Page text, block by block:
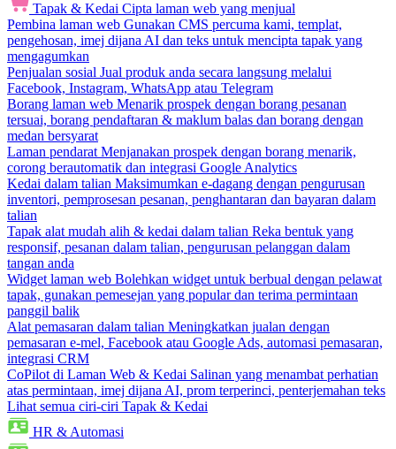
Tapak & Kedai Cipta laman web yang menjual
Pembina laman web Gunakan CMS percuma kami, templat,
pengehosan, imej dijana AI dan teks untuk mencipta tapak yang
mengagumkan
Penjualan sosial Jual produk anda secara langsung melalui
Facebook, Instagram, WhatsApp atau Telegram
Borang laman web Menarik prospek dengan borang pesanan
tersuai, borang pendaftaran & maklum balas dan borang dengan
medan bersyarat
Laman pendarat Menjanakan prospek dengan borang menarik,
corong berautomatik dan integrasi Google Analytics
Kedai dalam talian Maksimumkan e-dagang dengan pengurusan
inventori, pemprosesan pesanan, penghantaran dan bayaran dalam
talian
Tapak alat mudah alih & kedai dalam talian Reka bentuk yang
responsif, pesanan dalam talian, pengurusan pelanggan dalam
tangan anda
Widget laman web Bolehkan widget untuk berbual dengan pelawat
tapak, gunakan pemesejan yang popular dan terima permintaan
panggil balik
Alat pemasaran dalam talian Meningkatkan jualan dengan
pemasaran e-mel, Facebook atau Google Ads, automasi pemasaran,
integrasi CRM
CoPilot di Laman Web & Kedai Salinan yang menambat perhatian
atas permintaan, imej dijana AI, prom terperinci, penterjemahan teks
Lihat semua ciri-ciri Tapak & Kedai
HR & Automasi